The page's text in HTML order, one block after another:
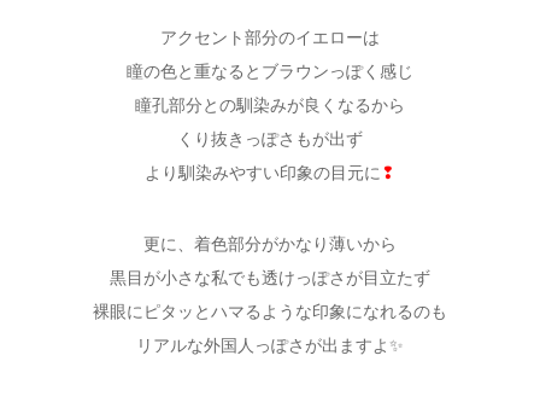
アクセント部分のイエローは
瞳の色と重なるとブラウンっぽく感じ
瞳孔部分との馴染みが良くなるから
くり抜きっぽさもが出ず
より馴染みやすい印象の目元に ❢
更に、着色部分がかなり薄いから
黒目が小さな私でも透けっぽさが目立たず
裸眼にピタッとハマるような印象になれるのも
リアルな外国人っぽさが出ますよ✨